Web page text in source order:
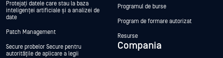
Protejați datele care stau la baza
inteligenței artificiale și a analizei de
date
Patch Management
Secure probelor Secure pentru
autoritățile de aplicare a legii
Programul de burse
Program de formare autorizat
Resurse
Compania